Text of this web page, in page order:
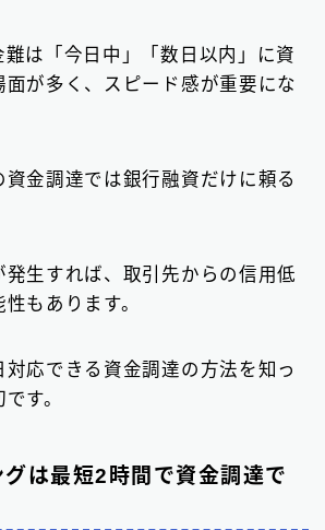
は「今日中」「数日以内」に資
が多く、スピード感が重要にな
資金調達では銀行融資だけに頼る
発生すれば、取引先からの信用低
もあります。
応できる資金調達の方法を知っ
す。
グは最短2時間で資金調達で